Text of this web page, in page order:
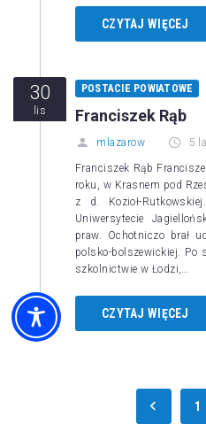
CZYTAJ WIĘCEJ
30
lis
POSTACIE POWIATOWE
Franciszek Rąb
mlazarow 5
Franciszek Rąb
roku, w Krasnem pod
z d. Kozioł-
Uniwersytecie
praw. Ochotniczo brał
polsko-bolszewickiej. Po
szkolnictwie w Łodzi,…
CZYTAJ WIĘCEJ
1